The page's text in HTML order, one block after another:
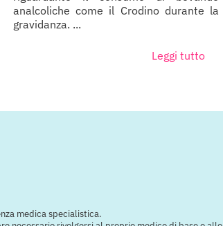
analcoliche come il Crodino durante la
gravidanza. ...
Leggi tutto
medica specialistica.